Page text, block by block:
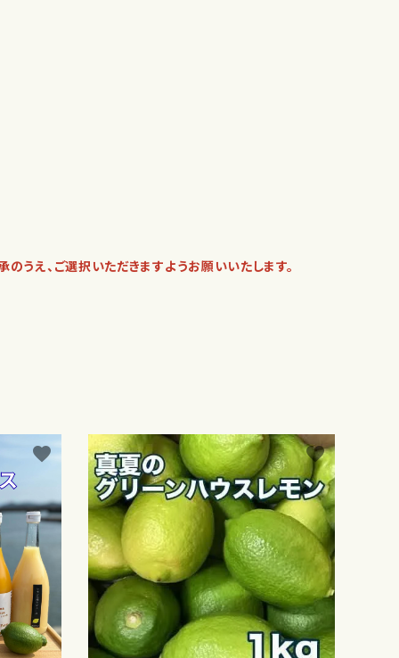
うえ、ご選択いただきますようお願いいたします。
favorite favorite